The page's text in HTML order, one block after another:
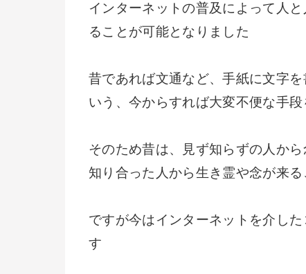
インターネットの普及によって人
ることが可能となりました
昔であれば文通など、手紙に文字
いう、今からすれば大変不便な手
そのため昔は、見ず知らずの人か
知り合った人から生き霊や念が来
ですが今はインターネットを介し
す